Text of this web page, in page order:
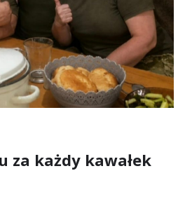
za każdy kawałek